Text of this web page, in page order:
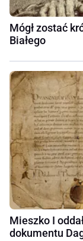
Mógł zostać
Białego
Mieszko I
dokumentu